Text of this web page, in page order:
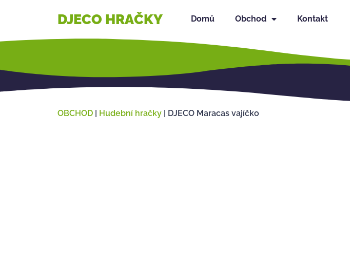
DJECO HRAČKY Domů Obchod Kontakt
OBCHOD | Hudební hračky | DJECO Maracas vajíčko